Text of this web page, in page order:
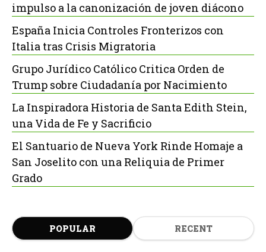
impulso a la canonización de joven diácono
España Inicia Controles Fronterizos con
Italia tras Crisis Migratoria
Grupo Jurídico Católico Critica Orden de
Trump sobre Ciudadanía por Nacimiento
La Inspiradora Historia de Santa Edith Stein,
una Vida de Fe y Sacrificio
El Santuario de Nueva York Rinde Homaje a
San Joselito con una Reliquia de Primer
Grado
POPULAR RECENT